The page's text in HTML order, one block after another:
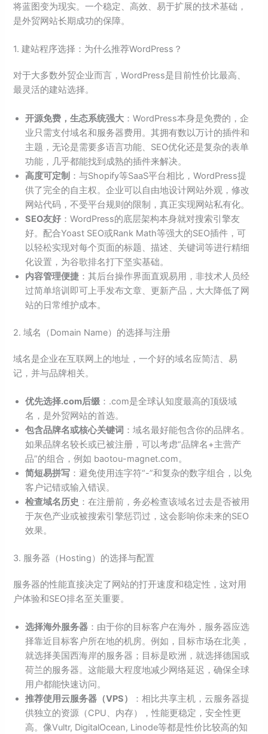
将蓝图变为现实。一个稳定、高效、易于扩展的技术基础，
是外贸网站长期成功的保障。
1. 建站程序选择：为什么推荐WordPress？
对于大多数外贸企业而言，WordPress是目前性价比最高、
最灵活的建站选择。
开源免费，生态系统强大 ：WordPress本身是免费的，企
业只需支付域名和服务器费用。其拥有数以万计的插件和
主题，无论是需要多语言功能、SEO优化还是复杂的表单
功能，几乎都能找到成熟的插件来解决。
高度可定制 ：与Shopify等SaaS平台相比，WordPress提
供了完全的自主权。企业可以自由地设计网站外观，修改
网站代码，不受平台规则的限制，真正实现网站私有化。
SEO友好 ：WordPress的底层架构本身就对搜索引擎友
好。配合Yoast SEO或Rank Math等强大的SEO插件，可
以轻松实现对每个页面的标题、描述、关键词等进行精细
化设置，为谷歌排名打下坚实基础。
内容管理便捷 ：其后台操作界面直观易用，非技术人员经
过简单培训即可上手发布文章、更新产品，大大降低了网
站的日常维护成本。
2. 域名（Domain Name）的选择与注册
域名是企业在互联网上的地址，一个好的域名应简洁、易
记，并与品牌相关。
优先选择.com后缀 ：.com是全球认知度最高的顶级域
名，是外贸网站的首选。
包含品牌名或核心关键词 ：域名最好能包含你的品牌名。
如果品牌名较长或已被注册，可以考虑“品牌名+主营产
品”的组合，例如 baotou-magnet.com。
简短易拼写 ：避免使用连字符“-”和复杂的数字组合，以免
客户记错或输入错误。
检查域名历史 ：在注册前，务必检查该域名过去是否被用
于灰色产业或被搜索引擎惩罚过，这会影响你未来的SEO
效果。
3. 服务器（Hosting）的选择与配置
服务器的性能直接决定了网站的打开速度和稳定性，这对用
户体验和SEO排名至关重要。
选择海外服务器 ：由于你的目标客户在海外，服务器应选
择靠近目标客户所在地的机房。例如，目标市场在北美，
就选择美国西海岸的服务器；目标是欧洲，就选择德国或
荷兰的服务器。这能最大程度地减少网络延迟，确保全球
用户都能快速访问。
推荐使用云服务器（VPS）
：相比共享主机，云服务器提
供独立的资源（CPU、内存），性能更稳定，安全性更
高。像Vultr, DigitalOcean, Linode等都是性价比较高的知